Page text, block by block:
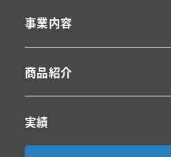
事業内容
商品紹介
実績